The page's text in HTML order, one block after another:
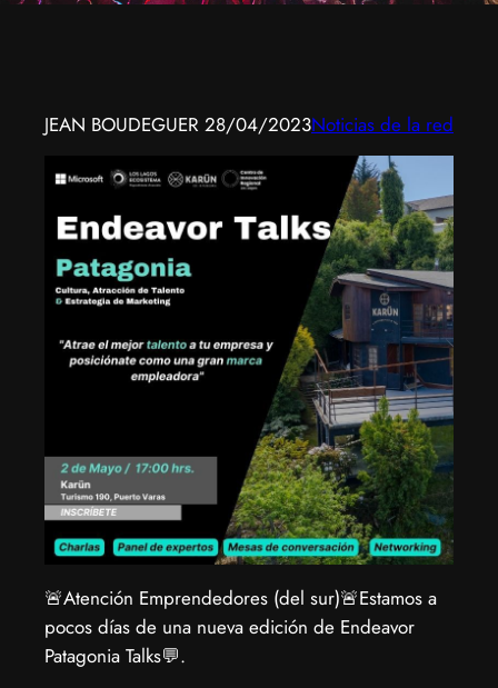
JEAN BOUDEGUER 28/04/2023Noticias de la red
🚨Atención Emprendedores (del sur)🚨Estamos a
pocos días de una nueva edición de Endeavor
Patagonia Talks💬.